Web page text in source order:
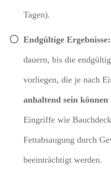
Tagen).
Endgültige Ergebnisse:
dauern, bis die
vorliegen, die je nach
anhaltend sein können
Eingriffe wie
Fettabsaugung durch
beeinträchtigt werden.